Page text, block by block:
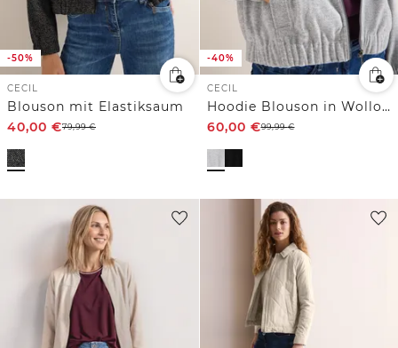
-50%
CECIL
Blouson mit Elastiksaum
40,00 €79,99€
-40%
CECIL
Hoodie Blouson in Wolloptik
60,00 €99,99€